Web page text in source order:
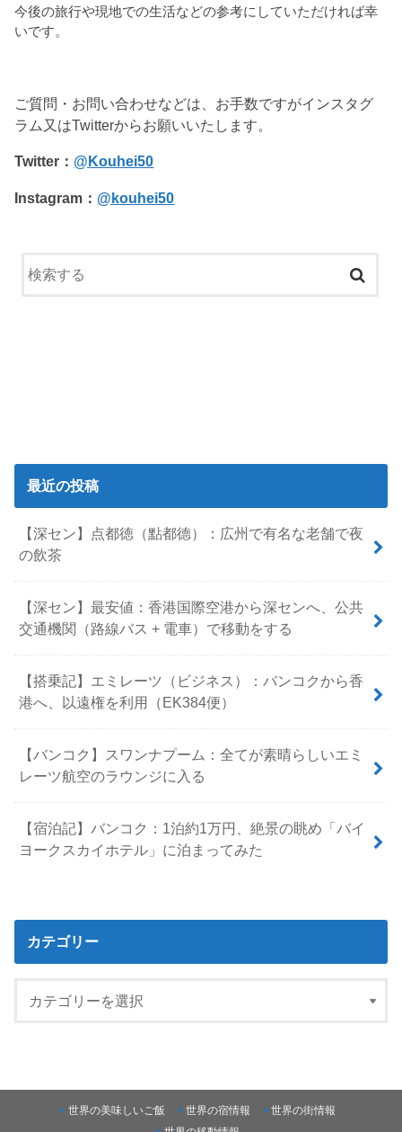
今後の旅行や現地での生活などの参考にしていただければ幸
いです。
ご質問・お問い合わせなどは、お手数ですがインスタグ
ラム又はTwitterからお願いいたします。
Twitter： @Kouhei50
Instagram： @kouhei50
最近の投稿
【深セン】点都徳（點都德）：広州で有名な老舗で夜
の飲茶
【深セン】最安値：香港国際空港から深センへ、公共
交通機関（路線バス + 電車）で移動をする
【搭乗記】エミレーツ（ビジネス）：バンコクから香
港へ、以遠権を利用（EK384便）
【バンコク】スワンナプーム：全てが素晴らしいエミ
レーツ航空のラウンジに入る
【宿泊記】バンコク：1泊約1万円、絶景の眺め「バイ
ヨークスカイホテル」に泊まってみた
カテゴリー
世界の美味しいご飯 世界の宿情報
世界の街情報